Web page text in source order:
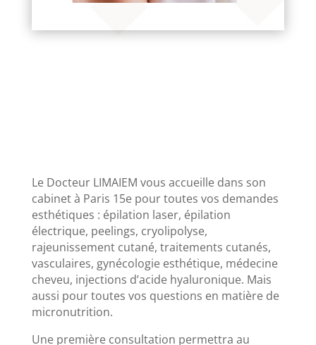
Le Docteur LIMAIEM vous accueille dans son
cabinet à Paris 15e pour toutes vos demandes
esthétiques : épilation laser, épilation
électrique, peelings, cryolipolyse,
rajeunissement cutané, traitements cutanés,
vasculaires, gynécologie esthétique, médecine
cheveu, injections d’acide hyaluronique. Mais
aussi pour toutes vos questions en matière de
micronutrition.
Une première consultation permettra au